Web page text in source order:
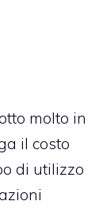
molto in
il costo
di utilizzo